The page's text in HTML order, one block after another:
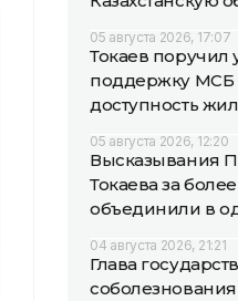
05 августа 2026, 17:07
Токаев поручил
поддержку МСБ
доступность
05 августа 2026, 12:20
Высказывания
Токаева за
объединили в
04 августа 2026, 21:21
Глава
соболезнования